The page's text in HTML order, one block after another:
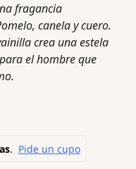
fragancia
canela y cuero.
crea una estela
el hombre que